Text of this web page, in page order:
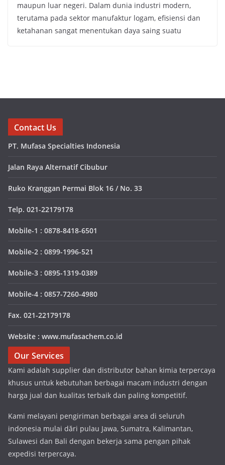
maupun luar negeri. Dalam dunia industri modern,
terutama pada sektor manufaktur logam, efisiensi dan
ketahanan sangat menentukan daya saing suatu
Contact Us
PT. Mufasa Specialties Indonesia
Jalan Raya Alternatif Cibubur
Ruko Kranggan Permai Blok 16 / No. 33
Telp. 021-22179178
Mobile-1 : 0878-8418-6501
Mobile-2 : 0899-1996-521
Mobile-3 : 0895-1319-0389
Mobile-4 : 0857-7260-4980
Fax. 021-22179178
Website : www.mufasachem.co.id
Our Services
Kami adalah supplier dan distributor bahan kimia terpercaya
khusus untuk kebutuhan berbagai macam industri dengan
harga jual dan kualitas terbaik dan paling kompetitif.
Kami melayani pengiriman berbagai area di seluruh
indonesia mulai dări pulau Jawa, Sumatra, Kalimantan,
Sulawesi dan Bali dengan bekerja sama pengan pihak
expedisi terpercaya.